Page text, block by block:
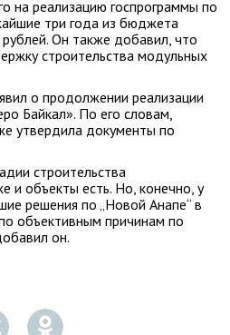
на реализацию госпрограммы по
три года из бюджета
Он также добавил, что
строительства модульных
о продолжении реализации
Байкал». По его словам,
утвердила документы по
строительства
и объекты есть. Но, конечно, у
решения по „Новой Анапе“ в
объективным причинам по
он.